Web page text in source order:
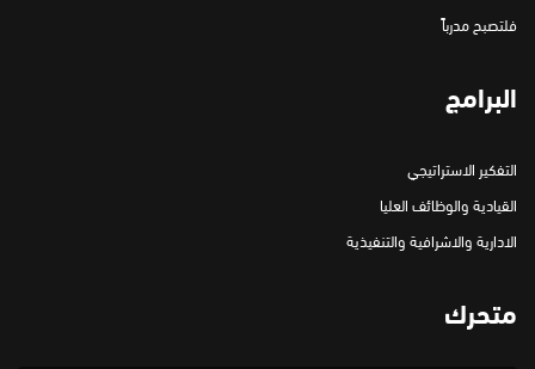
فلتصبح مدرباً
البرامج
التفكير الاستراتيجي
القيادية والوظائف العليا
الادارية والاشرافية والتنفيذية
متحرك